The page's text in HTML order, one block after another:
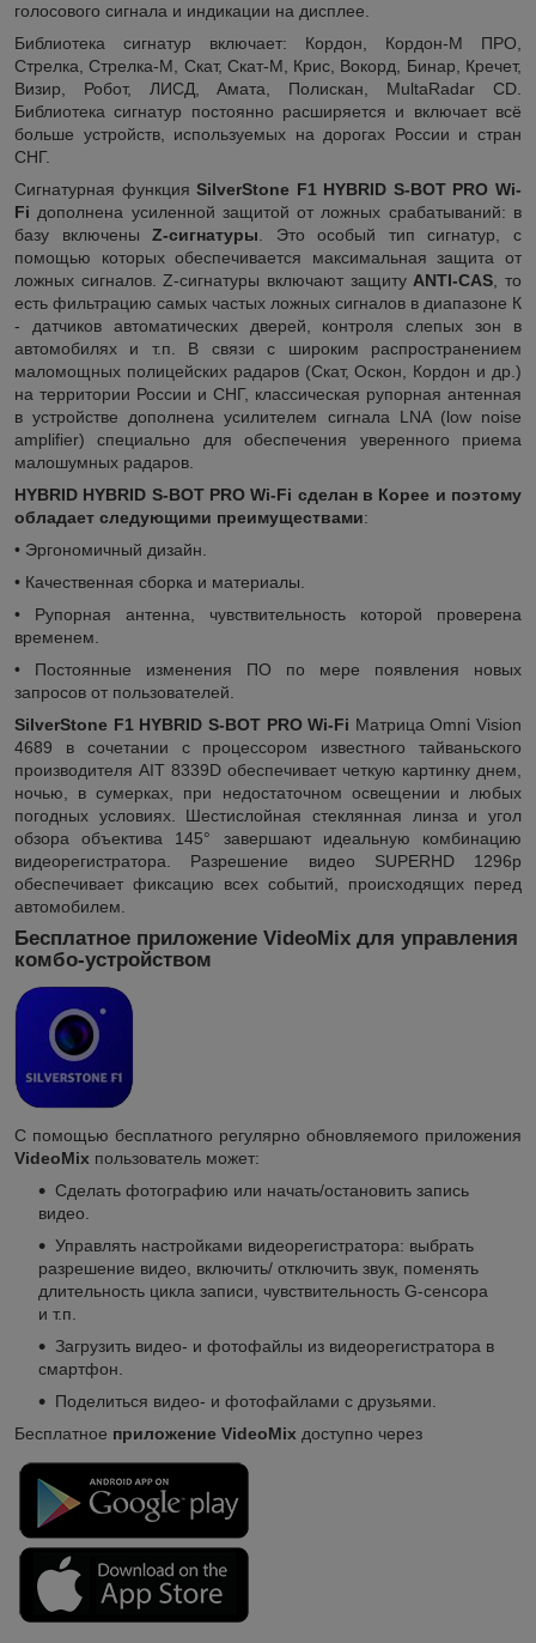
голосового сигнала и индикации на дисплее.
Библиотека сигнатур включает: Кордон, Кордон-М ПРО,
Стрелка, Стрелка-М, Скат, Скат-М, Крис, Вокорд, Бинар, Кречет,
Визир, Робот, ЛИСД, Амата, Полискан, MultaRadar CD.
Библиотека сигнатур постоянно расширяется и включает всё
больше устройств, используемых на дорогах России и стран
СНГ.
Сигнатурная функцияSilverStone F1 HYBRID S-BOT PRO Wi-
Fi дополнена усиленной защитой от ложных срабатываний: в
базу включеныZ-сигнатуры. Это особый тип сигнатур, с
помощью которых обеспечивается максимальная защита от
ложных сигналов. Z-сигнатуры включают защитуANTI-CAS, то
есть фильтрацию самых частых ложных сигналов в диапазоне К
- датчиков автоматических дверей, контроля слепых зон в
автомобилях и т.п. В связи с широким распространением
маломощных полицейских радаров (Скат, Оскон, Кордон и др.)
на территории России и СНГ, классическая рупорная антенная
в устройстве дополнена усилителем сигнала LNA (low noise
amplifier) специально для обеспечения уверенного приема
малошумных радаров.
HYBRID HYBRID S-BOT PRO Wi-Fi сделан в Корее и поэтому
обладает следующими преимуществами:
• Эргономичный дизайн.
• Качественная сборка и материалы.
• Рупорная антенна, чувствительность которой проверена
временем.
• Постоянные изменения ПО по мере появления новых
запросов от пользователей.
SilverStone F1 HYBRID S-BOT PRO Wi-Fi Матрица Omni Vision
4689 в сочетании с процессором известного тайваньского
производителя AIT 8339D обеспечивает четкую картинку днем,
ночью, в сумерках, при недостаточном освещении и любых
погодных условиях. Шестислойная стеклянная линза и угол
обзора объектива 145° завершают идеальную комбинацию
видеорегистратора. Разрешение видео SUPERHD 1296р
обеспечивает фиксацию всех событий, происходящих перед
автомобилем.
Бесплатное приложение VideoMix для управления
комбо-устройством
С помощью бесплатного регулярно обновляемого приложения
VideoMix пользователь может:
Сделать фотографию или начать/остановить запись
видео.
Управлять настройками видеорегистратора: выбрать
разрешение видео, включить/ отключить звук, поменять
длительность цикла записи, чувствительность G-сенсора
и т.п.
Загрузить видео- и фотофайлы из видеорегистратора в
смартфон.
Поделиться видео- и фотофайлами с друзьями.
Бесплатное приложение VideoMix доступно через